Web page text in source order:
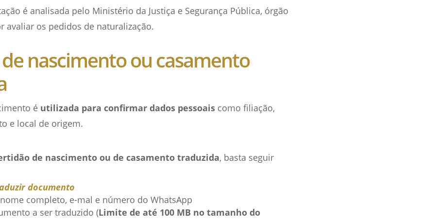
é analisada pelo Ministério da Justiça e Segurança Pública, órgão
avaliar os pedidos de naturalização.
nascimento ou casamento
é utilizada para confirmar dados pessoaiscomo filiação,
e local de origem.
de nascimento ou de casamento traduzida, basta seguir
documento
completo, e-mal e número do WhatsApp
a ser traduzido (Limite de até 100 MB no tamanho do